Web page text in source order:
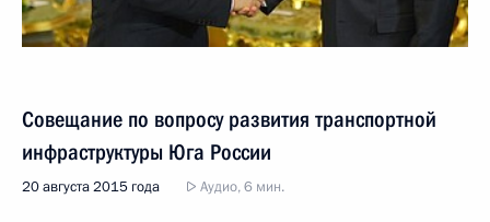
Совещание по вопросу развития транспортной
инфраструктуры Юга России
20 августа 2015 года Аудио, 6 мин.